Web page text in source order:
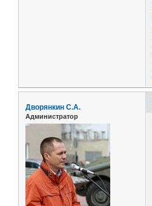
Дворянкин С.А.
Администратор